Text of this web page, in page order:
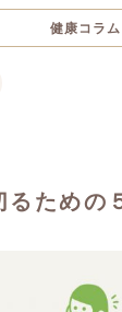
健康コラム
るための